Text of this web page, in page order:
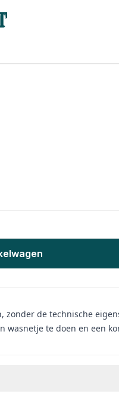
de technische
wasnetje te doen en een